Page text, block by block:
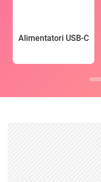
Alimentatori USB-C